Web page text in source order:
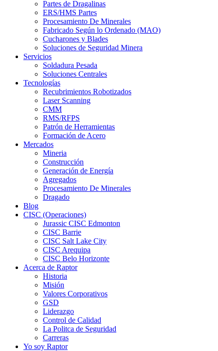
Partes de Dragalinas
ERS/HMS Partes
Procesamiento De Minerales
Fabricado Según lo Ordenado (MAO)
Cucharones y Blades
Soluciones de Seguridad Minera
Servicios
Soldadura Pesada
Soluciones Centrales
Tecnologías
Recubrimientos Robotizados
Laser Scanning
CMM
RMS/RFPS
Patrón de Herramientas
Formación de Acero
Mercados
Mineria
Construcción
Generación de Energía
Agregados
Procesamiento De Minerales
Dragado
Blog
CISC (Operaciones)
Jurassic CISC Edmonton
CISC Barrie
CISC Salt Lake City
CISC Arequipa
CISC Belo Horizonte
Acerca de Raptor
Historia
Misión
Valores Corporativos
GSD
Liderazgo
Control de Calidad
La Politca de Seguridad
Carreras
Yo soy Raptor